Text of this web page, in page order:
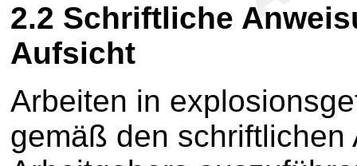
2.2 Schriftliche
Aufsicht
Arbeiten in
gemäß den schriftlichen